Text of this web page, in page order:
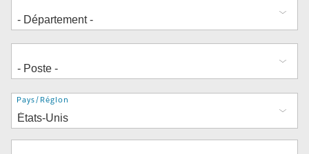
Adresse
Pays/Région